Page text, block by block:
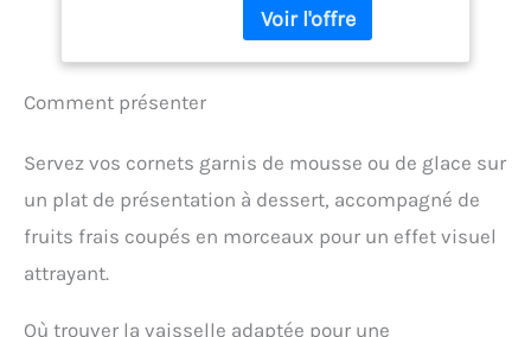
soigneusement après le
nettoyage. Ils seront votre
bras droit dans votre
triangle ou de cône en un
rien de temps. Facile à
utiliser : vous pouvez
utiliser la pâte et les
Comment présenter
Servez vos cornets garnis de mousse ou de glace sur
un plat de présentation à dessert, accompagné de
fruits frais coupés en morceaux pour un effet visuel
attrayant.
Où trouver la vaisselle adaptée pour une